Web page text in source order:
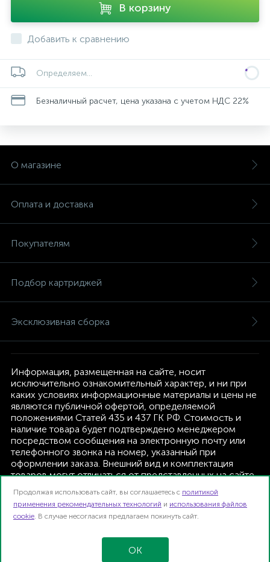
В корзину
Добавить к сравнению
Определяем...
Безналичный расчет, цена указана с учетом НДС 22%
О магазине
Оплата и доставка
Покупателям
Подбор картриджей
Эксклюзивная сборка
Информация, размещенная на сайте, носит
исключительно ознакомительный характер, и ни при
каких условиях информационные материалы и цены не
являются публичной офертой, определяемой
положениями Статей 435 и 437 ГК РФ. Стоимость и
наличие товара будет подтверждено менеджером
посредством сообщения на электронную почту или
телефонного звонка на номер, указанный при
оформлении заказа. Внешний вид и комплектация
товаров могут отличаться от представленных на сайте.
текущую комплектацию, без дополнительного
уведомления.
Интернет-магазин TFK B2B | 2026
Продолжая использовать сайт, вы соглашаетесь с политикой
применения рекомендательных технологий и использования файлов
cookie. В случае несогласия предлагаем покинуть сайт.
OK